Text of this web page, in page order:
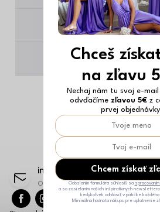
________
________
info @
erikafashion.sk
odpovieme čo najskôr
Chceš
na zľavu
Nechaj nám tu svoj e-
odvďačíme zľavou 5€ z
prvej
Chcem získať
Odoslaním formulára súhlasíš sa
a so zasielaním našich inšpiratívnych
kedykoľvek odhlásiť v pätičke každého
Minimálna hodnota nákupu pre uplatnenie